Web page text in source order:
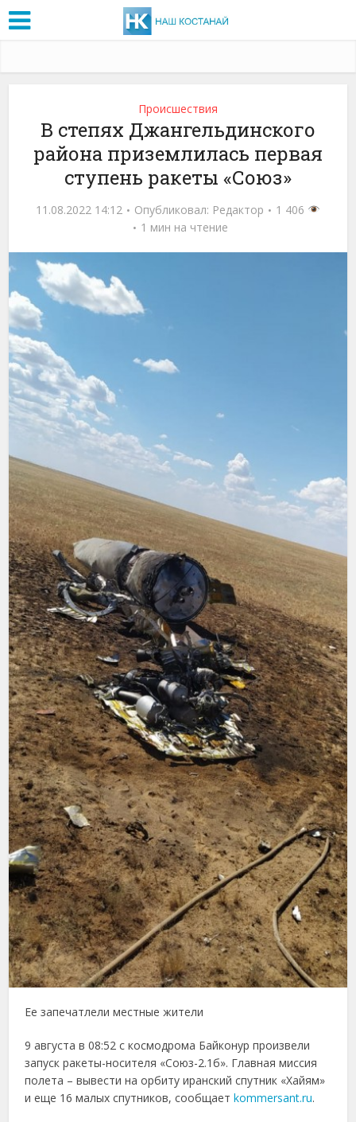
Проиcшествия
В степях Джангельдинского
района приземлилась первая
ступень ракеты «Союз»
11.08.2022 14:12 Опубликовал: Редактор
1 406
1 мин на чтение
Ее запечатлели местные жители
9 августа в 08:52 с космодрома Байконур произвели
запуск ракеты-носителя «Союз-2.1б». Главная миссия
полета – вывести на орбиту иранский спутник «Хайям»
и еще 16 малых спутников, сообщаетkommersant.ru.